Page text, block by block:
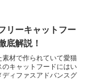
リーキャットフー
底解説！
素材で作られていて愛猫
キャットフードにはい
ィファスアドバンスグ